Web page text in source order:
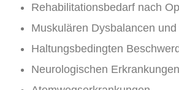
Rehabilitationsbedarf nach
Muskulären Dysbalancen
Haltungsbedingten
Neurologischen Erkrankungen